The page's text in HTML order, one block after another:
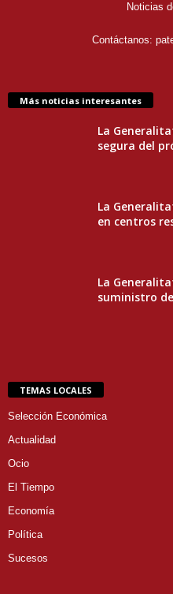
Noticias
Contáctanos:
Más noticias interesantes
La
segura del
La
en centros
La
suministro
TEMAS LOCALES
Selección Económica
Actualidad
Ocio
El Tiempo
Economía
Política
Sucesos